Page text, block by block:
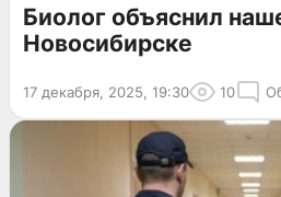
Биолог объяснил
Новосибирске
17 декабря, 2025, 19:30 10